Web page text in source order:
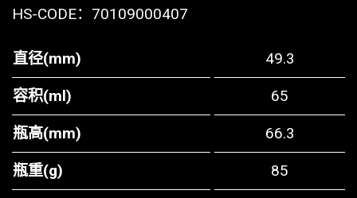
HS-CODE： 70109000407
直径(mm) 49.3
容积(ml) 65
瓶高(mm) 66.3
瓶重(g) 85